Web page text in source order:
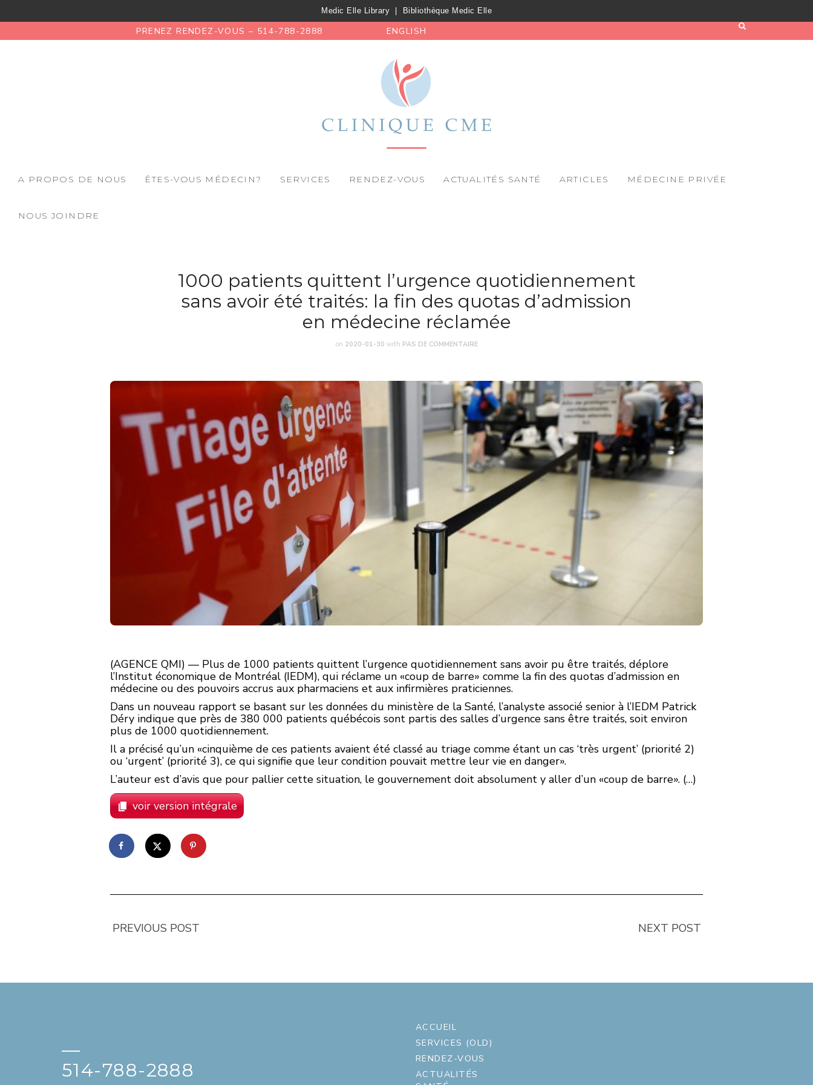
Medic Elle Library Bibliothèque Medic Elle
PRENEZ RENDEZ-VOUS – 514-788-2888 ENGLISH
A PROPOS DE NOUS ÊTES-VOUS MÉDECIN? SERVICES RENDEZ-VOUS ACTUALITÉS SANTÉ ARTICLES MÉDECINE PRIVÉE
NOUS JOINDRE
1000 patients quittent l’urgence quotidiennement
sans avoir été traités: la fin des quotas d’admission
en médecine réclamée
on 2020-01-30 with PAS DE COMMENTAIRE
(AGENCE QMI) — Plus de 1000 patients quittent l’urgence quotidiennement sans avoir pu être traités, déplore
l’Institut économique de Montréal (IEDM), qui réclame un «coup de barre» comme la fin des quotas d’admission en
médecine ou des pouvoirs accrus aux pharmaciens et aux infirmières praticiennes.
Dans un nouveau rapport se basant sur les données du ministère de la Santé, l’analyste associé senior à l’IEDM Patrick
Déry indique que près de 380 000 patients québécois sont partis des salles d’urgence sans être traités, soit environ
plus de 1000 quotidiennement.
Il a précisé qu’un «cinquième de ces patients avaient été classé au triage comme étant un cas ‘très urgent’ (priorité 2)
ou ‘urgent’ (priorité 3), ce qui signifie que leur condition pouvait mettre leur vie en danger».
L’auteur est d’avis que pour pallier cette situation, le gouvernement doit absolument y aller d’un «coup de barre». (…)
voir version intégrale
PREVIOUS POST NEXT POST
—
514-788-2888
ACCUEIL
SERVICES (OLD)
RENDEZ-VOUS
ACTUALITÉS